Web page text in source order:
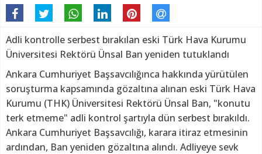
Adli kontrolle serbest bırakılan eski Türk Hava Kurumu
Üniversitesi Rektörü Ünsal Ban yeniden tutuklandı
Ankara Cumhuriyet Başsavcılığınca hakkında yürütülen
soruşturma kapsamında gözaltına alınan eski Türk Hava
Kurumu (THK) Üniversitesi Rektörü Ünsal Ban, "konutu
terk etmeme" adli kontrol şartıyla dün serbest bırakıldı.
Ankara Cumhuriyet Başsavcılığı, karara itiraz etmesinin
ardından, Ban yeniden gözaltına alındı. Adliyeye sevk